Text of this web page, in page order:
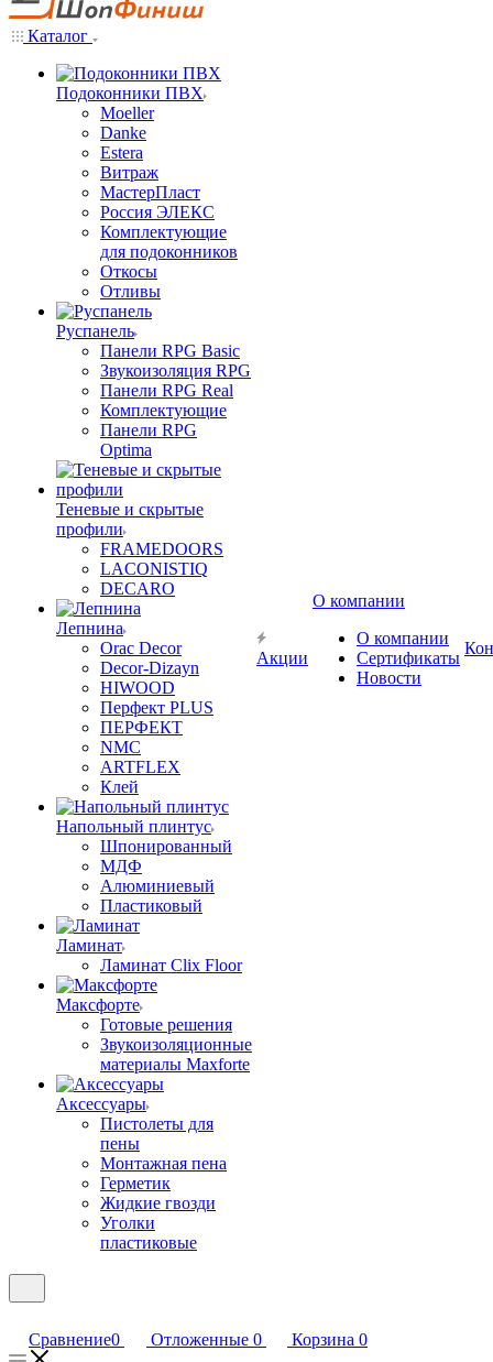
Каталог
Подоконники ПВХ
Moeller
Danke
Estera
Витраж
МастерПласт
Россия ЭЛЕКС
Комплектующие
для подоконников
Откосы
Отливы
Руспанель
Панели RPG Basic
Звукоизоляция RPG
Панели RPG Real
Комплектующие
Панели RPG
Optima
Теневые и скрытые
профили
FRAMEDOORS
LACONISTIQ
DECARO
Лепнина
Orac Decor
Decor-Dizayn
HIWOOD
Перфект PLUS
ПЕРФЕКТ
NMC
ARTFLEX
Клей
Напольный плинтус
Шпонированный
МДФ
Алюминиевый
Пластиковый
Ламинат
Ламинат Clix Floor
Максфорте
Готовые решения
Звукоизоляционные
материалы Maxforte
Аксессуары
Пистолеты для
пены
Монтажная пена
Герметик
Жидкие гвозди
Уголки
пластиковые
Акции
О компании
О компании
Сертификаты
Новости
Сравнение0 Отложенные 0 Корзина 0